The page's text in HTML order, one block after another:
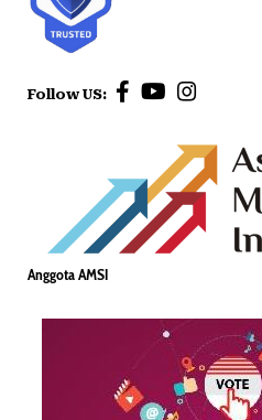
Follow US:
Anggota AMSI